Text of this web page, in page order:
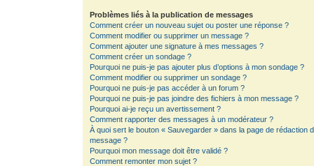
Problèmes liés à la publication de messages
Comment créer un nouveau sujet ou poster une réponse ?
Comment modifier ou supprimer un message ?
Comment ajouter une signature à mes messages ?
Comment créer un sondage ?
Pourquoi ne puis-je pas ajouter plus d’options à mon sondage ?
Comment modifier ou supprimer un sondage ?
Pourquoi ne puis-je pas accéder à un forum ?
Pourquoi ne puis-je pas joindre des fichiers à mon message ?
Pourquoi ai-je reçu un avertissement ?
Comment rapporter des messages à un modérateur ?
À quoi sert le bouton « Sauvegarder » dans la page de rédaction
message ?
Pourquoi mon message doit être validé ?
Comment remonter mon sujet ?